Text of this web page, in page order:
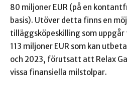
80 miljoner EUR (på en
basis). Utöver detta finns en
tilläggsköpeskilling som
113 miljoner EUR som kan
och 2023, förutsatt att Relax
vissa finansiella milstolpar.